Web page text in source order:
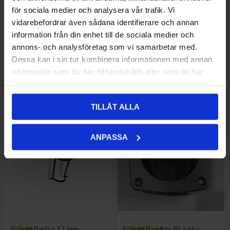
för sociala medier och analysera vår trafik. Vi
vidarebefordrar även sådana identifierare och annan
information från din enhet till de sociala medier och
annons- och analysföretag som vi samarbetar med.
Dessa kan i sin tur kombinera informationen med annan
information som du har tillhandahållit eller som de har
TILLÅT ALLA
ANPASSA
gummistroppar (rod straps)